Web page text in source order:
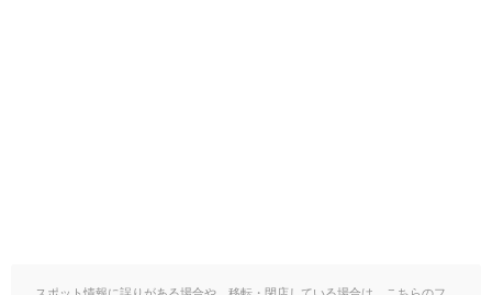
スポット情報に誤りがある場合や、移転・閉店している場合は、こちらのフ